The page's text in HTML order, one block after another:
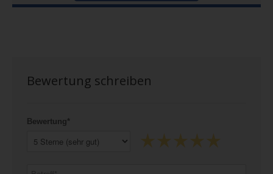
Bewertung schreiben
Bewertung*